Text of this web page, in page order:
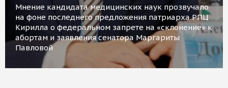
Мнение кандидата медицинских наук прозвучало
на фоне последнего предложения патриарха РПЦ
Кирилла о федеральном запрете на «склонение» к
абортам и заявления сенатора Маргариты
Павловой